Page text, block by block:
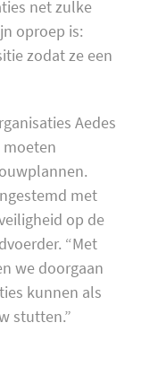
net zulke
oproep is:
zodat ze een
Aedes
met
op de
“Met
we doorgaan
kunnen als
stutten.”